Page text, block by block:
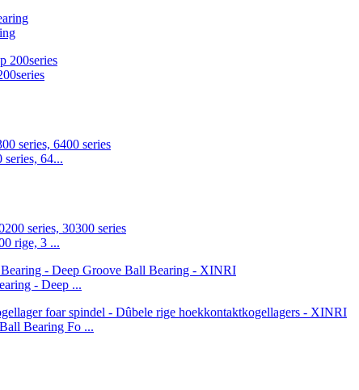
64...
rige, 3 ...
- Deep ...
Bearing Fo ...